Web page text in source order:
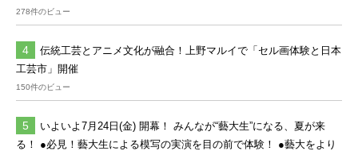
278件のビュー
伝統工芸とアニメ文化が融合！上野マルイで「セル画体験と日本
工芸市」開催
150件のビュー
いよいよ7月24日(金) 開幕！ みんなが“藝大生”になる、夏が来
る！ ●必見！藝大生による模写の実演を目の前で体験！ ●藝大をより